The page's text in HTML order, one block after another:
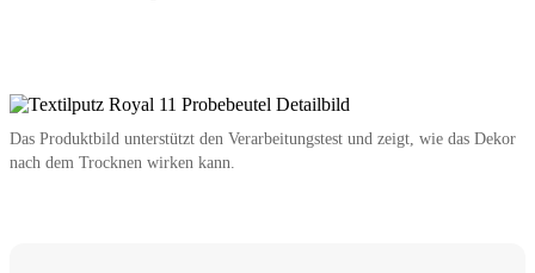
Das Produktbild unterstützt den Verarbeitungstest und zeigt, wie das Dekor
nach dem Trocknen wirken kann.